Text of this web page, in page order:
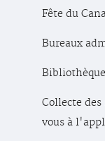
Fête du
Bureaux
Collecte
vous à